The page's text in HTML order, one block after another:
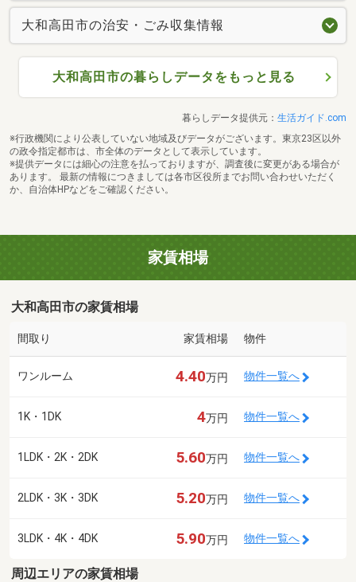
大和高田市の治安・ごみ収集情報
大和高田市の暮らしデータをもっと見る
暮らしデータ提供元： 生活ガイド.com
※行政機関により公表していない地域及びデータがございます。東京23区以外
の政令指定都市は、市全体のデータとして表示しています。
※提供データには細心の注意を払っておりますが、調査後に変更がある場合が
あります。 最新の情報につきましては各市区役所までお問い合わせいただく
か、自治体HPなどをご確認ください。
家賃相場
大和高田市の家賃相場
間取り 家賃相場 物件
ワンルーム 4.40万円 物件一覧へ
1K・1DK 4万円 物件一覧へ
1LDK・2K・2DK 5.60万円 物件一覧へ
2LDK・3K・3DK 5.20万円 物件一覧へ
3LDK・4K・4DK 5.90万円 物件一覧へ
周辺エリアの家賃相場